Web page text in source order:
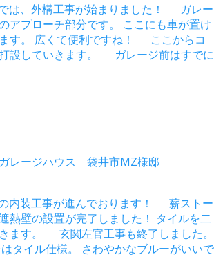
は、外構工事が始まりました！ ガレー
アプローチ部分です。 ここにも車が置け
す。 広くて便利ですね！ ここからコ
設していきます。 ガレージ前はすでに
レージハウス 袋井市MZ様邸
内装工事が進んでおります！ 薪ストー
熱壁の設置が完了しました！ タイルを二
ます。 玄関左官工事も終了しました。
タイル仕様。 さわやかなブルーがいいで